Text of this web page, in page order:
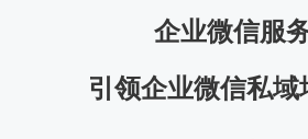
企业微信服
引领企业微信私域